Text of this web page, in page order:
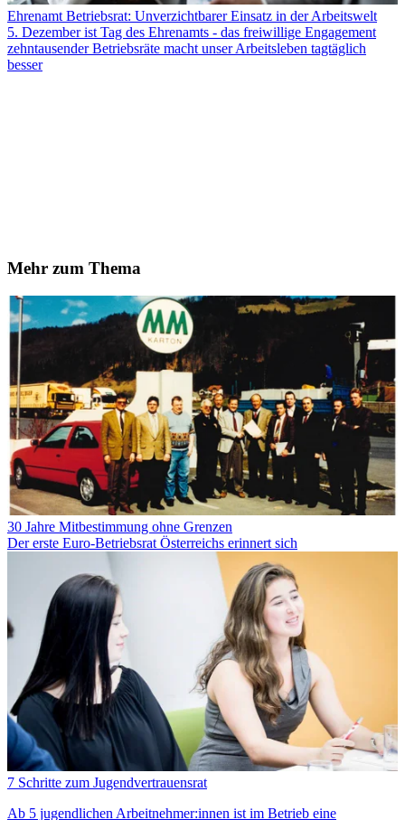
Ehrenamt Betriebsrat: Unverzichtbarer Einsatz in der Arbeitswelt
5. Dezember ist Tag des Ehrenamts - das freiwillige Engagement
zehntausender Betriebsräte macht unser Arbeitsleben tagtäglich
besser
Mehr zum Thema
30 Jahre Mitbestimmung ohne Grenzen
Der erste Euro-Betriebsrat Österreichs erinnert sich
7 Schritte zum Jugendvertrauensrat
Ab 5 jugendlichen Arbeitnehmer:innen ist im Betrieb eine